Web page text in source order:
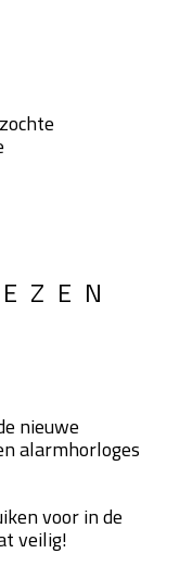
nieuwe
alarmhorloges
voor in de
veilig!